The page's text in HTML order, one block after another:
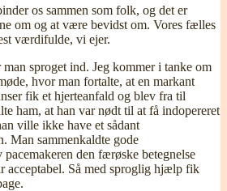
os sammen som folk, og det er
om og at være bevidst om. Vores fælles
værdifulde, vi ejer.
sproget ind. Jeg kommer i tanke om
hvor man fortalte, at en markant
fik et hjerteanfald og blev fra til
ham, at han var nødt til at få indopereret
ville ikke have et sådant
Man sammenkaldte gode
pacemakeren den færøske betegnelse
acceptabel. Så med sproglig hjælp fik